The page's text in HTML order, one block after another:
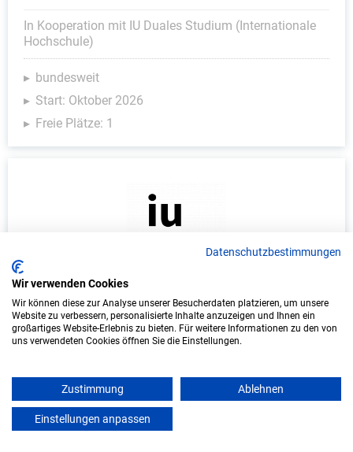
In Kooperation mit IU Duales Studium (Internationale
Hochschule)
bundesweit
Start: Oktober 2026
Freie Plätze: 1
Duales Studium Informatik (B.Sc.) am
virtuellen Campus - Vereinigte
Hagelversicherung VVaG
In Kooperation mit IU Duales Studium (Internationale
Hochschule)
Datenschutzbestimmungen
Wir verwenden Cookies
Wir können diese zur Analyse unserer Besucherdaten platzieren, um unsere
Website zu verbessern, personalisierte Inhalte anzuzeigen und Ihnen ein
großartiges Website-Erlebnis zu bieten. Für weitere Informationen zu den von
uns verwendeten Cookies öffnen Sie die Einstellungen.
Zustimmung Ablehnen
Einstellungen anpassen